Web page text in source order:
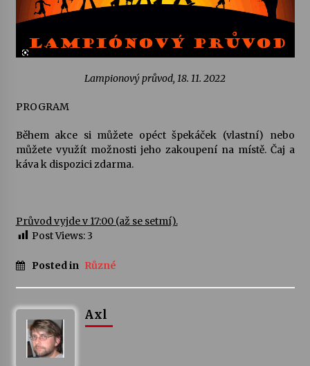
28. 7. 2026
Votavžatský ploty
Letní koncerty ve Stromovce: Rufus Miller
22. 7. 2026
17. 7. 2026
14. 7. 2026
Lampionový průvod, 18. 11. 2022
PROGRAM
Během akce si můžete opéct špekáček (vlastní) nebo
můžete využít možnosti jeho zakoupení na místě. Čaj a
káva k dispozici zdarma.
Průvod vyjde v 17:00 (až se setmí).
Post Views:3
Posted in Různé
Axl